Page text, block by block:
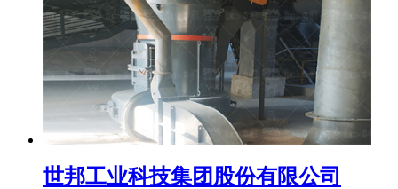
世邦工业科技集团股份有限公司